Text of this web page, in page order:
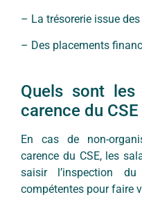
– La trésorerie issue
– Des placements
Quels sont
carence du CSE
En cas de non-
carence du CSE, les
saisir l’inspection
compétentes pour faire